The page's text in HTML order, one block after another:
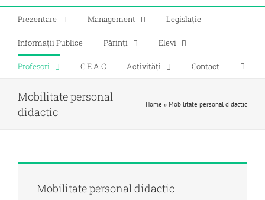
Prezentare Management Legislație
Informații Publice Părinți Elevi
Profesori C.E.A.C Activități Contact
Mobilitate personal
didactic
Home » Mobilitate personal didactic
Mobilitate personal didactic